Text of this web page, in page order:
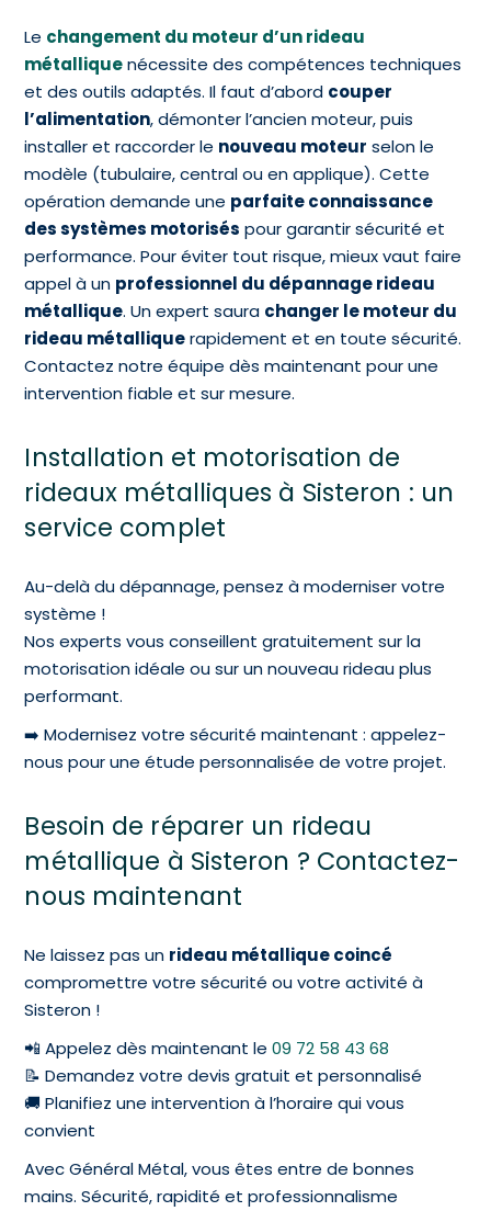
Le changement du moteur d’un rideau
métalliquenécessite des compétences techniques
et des outils adaptés. Il faut d’abord couper
l’alimentation, démonter l’ancien moteur, puis
installer et raccorder le nouveau moteur selon le
modèle (tubulaire, central ou en applique). Cette
opération demande une parfaite connaissance
des systèmes motorisés pour garantir sécurité et
performance. Pour éviter tout risque, mieux vaut faire
appel à un professionnel du dépannage rideau
métallique. Un expert saura changer le moteur du
rideau métalliquerapidement et en toute sécurité.
Contactez notre équipe dès maintenant pour une
intervention fiable et sur mesure.
Installation et motorisation de
rideaux métalliques à Sisteron : un
service complet
Au-delà du dépannage, pensez à moderniser votre
système !
Nos experts vous conseillent gratuitement sur la
motorisation idéale ou sur un nouveau rideau plus
performant.
➡️ Modernisez votre sécurité maintenant : appelez-
nous pour une étude personnalisée de votre projet.
Besoin de réparer un rideau
métallique à Sisteron ? Contactez-
nous maintenant
Ne laissez pas un rideau métallique coincé
compromettre votre sécurité ou votre activité à
Sisteron !
📲 Appelez dès maintenant le09 72 58 43 68
📝 Demandez votre devis gratuit et personnalisé
🚚 Planifiez une intervention à l’horaire qui vous
convient
Avec Général Métal, vous êtes entre de bonnes
mains. Sécurité, rapidité et professionnalisme